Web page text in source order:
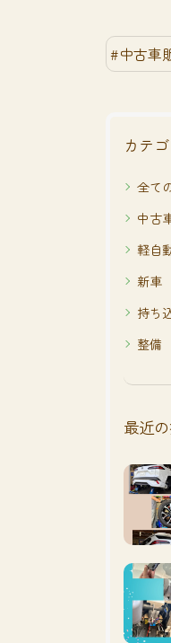
#中古車
カテ
全て
中古
軽自
新車
持ち
整備
最近